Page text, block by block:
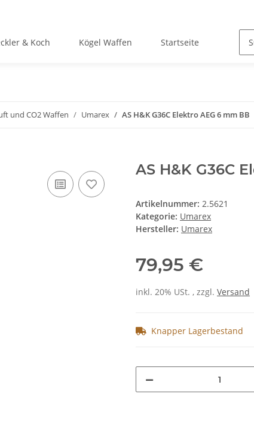
& Koch Kögel Waffen Startseite
und CO2 Waffen Umarex AS H&K G36C Elektro AEG 6 mm BB
AS H&K G36C
Artikelnummer: 2.5621
Kategorie: Umarex
Hersteller: Umarex
79,95 €
inkl. 20% USt. , zzgl. Versand
Knapper Lagerbestand